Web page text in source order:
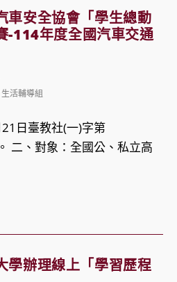
車安全協會「學生總動
-114年度全國汽車交通
生活輔導組
日臺教社(一)字第
二、對象：全國公、私立高
學辦理線上「學習歷程